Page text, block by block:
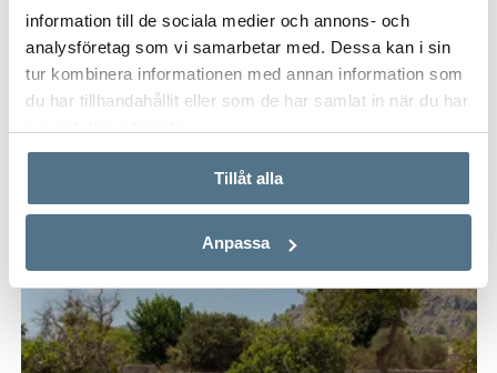
information till de sociala medier och annons- och
analysföretag som vi samarbetar med. Dessa kan i sin
tur kombinera informationen med annan information som
du har tillhandahållit eller som de har samlat in när du har
Tillåt alla
Anpassa